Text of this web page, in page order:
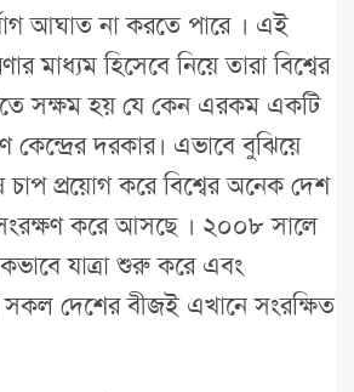
আঘাত না করতে পারে । এই
মাধ্যম হিসেবে নিয়ে তারা বিশ্বের
সক্ষম হয় যে কেন এরকম একটি
কেন্দ্রের দরকার। এভাবে বুঝিয়ে
চাপ প্রয়োগ করে বিশ্বের অনেক দেশ
করে আসছে । ২০০৮ সালে
যাত্রা শুরু করে এবং
সকল দেশের বীজই এখানে সংরক্ষিত